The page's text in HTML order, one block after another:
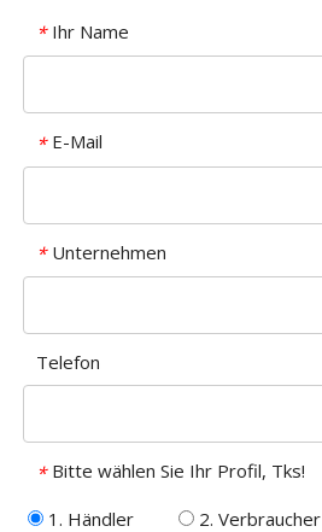
* Ihr Name
* E-Mail
* Unternehmen
Telefon
* Bitte wählen Sie Ihr Profil, Tks!
1. Händler
2. Verbraucher